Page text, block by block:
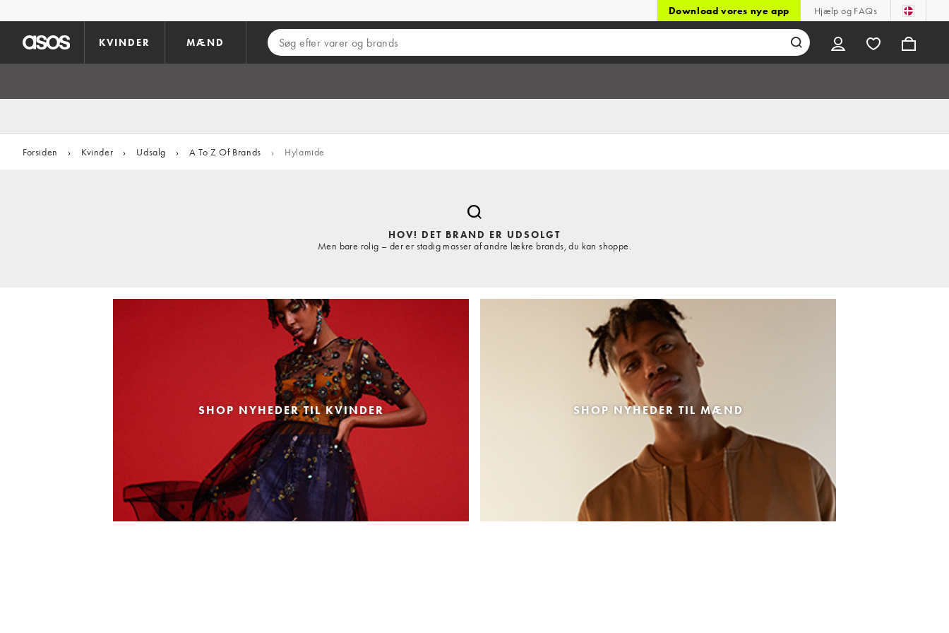
Download vores nye app Hjælp og FAQs
KVINDER MÆND
Forsiden › Kvinder › Udsalg › A To Z Of Brands › Hylamide
HOV! DET BRAND ER UDSOLGT
Men bare rolig – der er stadig masser af andre lækre brands, du kan shoppe.
SHOP NYHEDER TIL KVINDER SHOP NYHEDER TIL MÆND